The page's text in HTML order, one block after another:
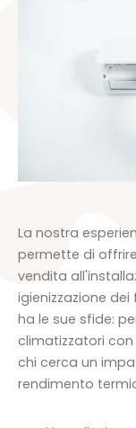
La nostra
permette di
vendita
igienizzazione
ha le sue sfide:
climatizzatori
chi cerca un
rendimento